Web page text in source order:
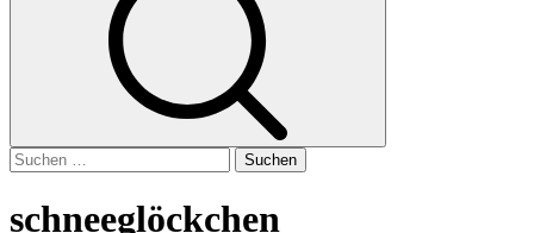
Suchen
nach:
schneeglöckchen